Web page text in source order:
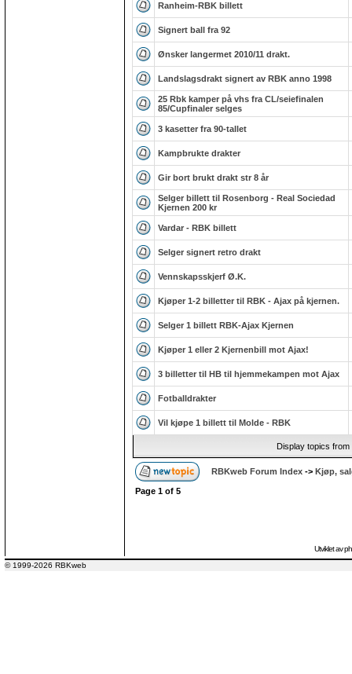
Ranheim-RBK billett
Signert ball fra 92
Ønsker langermet 2010/11 drakt.
Landslagsdrakt signert av RBK anno 1998
25 Rbk kamper på vhs fra CL/seiefinalen
85/Cupfinaler selges
3 kasetter fra 90-tallet
Kampbrukte drakter
Gir bort brukt drakt str 8 år
Selger billett til Rosenborg - Real Sociedad
Kjernen 200 kr
Vardar - RBK billett
Selger signert retro drakt
Vennskapsskjerf Ø.K.
Kjøper 1-2 billetter til RBK - Ajax på kjernen.
Selger 1 billett RBK-Ajax Kjernen
Kjøper 1 eller 2 Kjernenbill mot Ajax!
3 billetter til HB til hjemmekampen mot Ajax
Fotballdrakter
Vil kjøpe 1 billett til Molde - RBK
Display topics
RBKweb Forum Index -> Kjøp,
Page 1 of 5
Utviklet av
© 1999-2026 RBKweb